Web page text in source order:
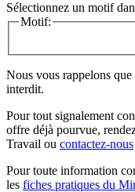
Sélectionnez un motif
Motif:
Nous vous rappelons
interdit.
Pour tout signalement
offre déjà pourvue,
Travail ou contactez-nous
Pour toute information
les fiches pratiques du